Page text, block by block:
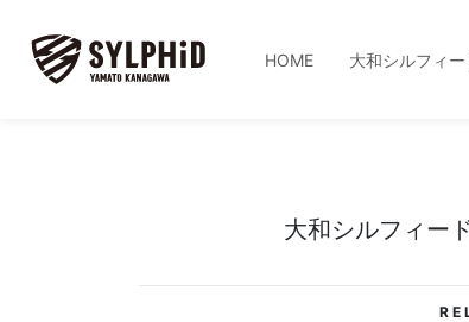
HOME 大和シルフィー
大和シルフィー